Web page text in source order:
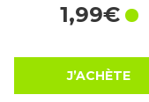
1,99€
J’ACHÈTE